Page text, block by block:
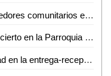
Se incrementará el número de comedores comunitarios en SLP SEDESOL
Banda Sinfónica Municipal dará concierto en la Parroquia Santiago de los Valles en el marco del 485 aniversario de nuestra Ciudad
Garantía de transparencia y legalidad en la entrega-recepción